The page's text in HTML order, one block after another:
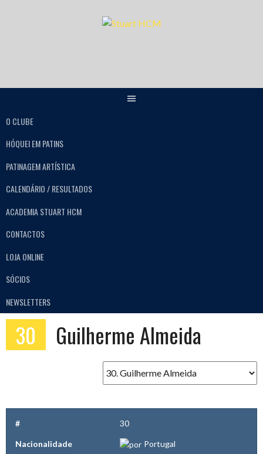
O CLUBE
HÓQUEI EM PATINS
PATINAGEM ARTÍSTICA
CALENDÁRIO / RESULTADOS
ACADEMIA STUART HCM
CONTACTOS
LOJA ONLINE
SÓCIOS
NEWSLETTERS
30 Guilherme Almeida
# 30
Nacionalidade Portugal